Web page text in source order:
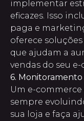
implementar
eficazes. Isso
paga e
oferece
que ajudam a
vendas do seu
6.
Um e-commerce
sempre
sua loja e faça